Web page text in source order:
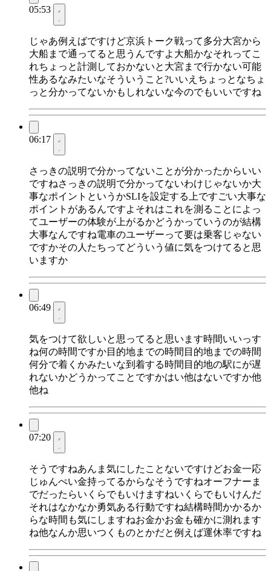
05:53
じゃあ例えばですけど京浜トーク戦って多分大宮から
大船まで通ってると思うんですよ大船かなそれってこ
れちょっと計測しておかないと大宮まで行かない可能
性あるなみたいなそういうこと?いいえちょっとなちょ
っと分かってないかもしれないな今のでもいいですね
06:17
さっきの説明で分かってないことが分かったからいい
ですねさっきの説明で分かってないわけじゃないか大
事なポイントというかSLIを設定する上ですごい大事な
ポイントがあるんですよそれはこれを測ることによっ
てユーザーの体験が上がるかどうかっていうのが結構
大事なんですね電車のユーザーって要は乗客じゃない
ですかその人たちってどういう値に気をつけてると思
いますか
06:49
気をつけて欲しいと思ってると思います時間いいっす
ね何の時間ですか目的地までの時間目的地までの時間
何分で着くかみたいな到着する時間目的地の駅にが遅
れないかどうかってことですかはい他はないですか他
他ね
07:20
そうですねあんま気にしたことないですけどお金一応
じゅんぺい金持ってるからなそうですねオーフナーま
でだったらいくらでもいけますねいくらでもいけんだ
それはなかなか勇気ある行動ですね結構時間かかるか
らな時間も気にしますねお金かお金も確かに測れます
ね他なんか思いつくものとかだと例えば運休率ですね